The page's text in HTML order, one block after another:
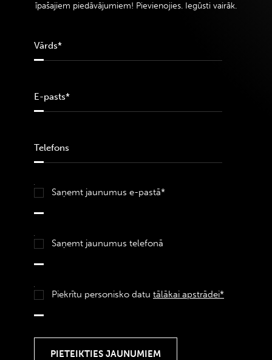
īpašajiem piedāvājumiem! Pievienojies. Iegūsti vairāk.
Saņemt jaunumus e-pastā*
Saņemt jaunumus telefonā
Piekrītu personisko datu tālākai apstrādei*